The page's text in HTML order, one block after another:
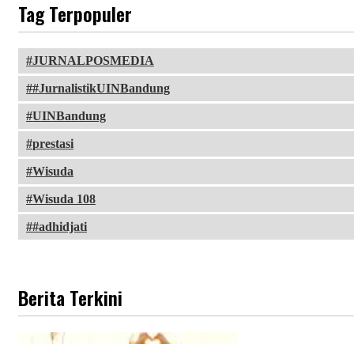
Tag Terpopuler
JURNALPOSMEDIA
#JurnalistikUINBandung
UINBandung
prestasi
Wisuda
Wisuda 108
#adhidjati
Berita Terkini